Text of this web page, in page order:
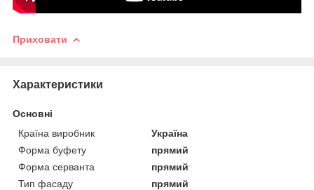
Приховати
Характеристики
Основні
Країна виробник
Україна
Форма буфету
прямий
Форма серванта
прямий
Тип фасаду
прямий